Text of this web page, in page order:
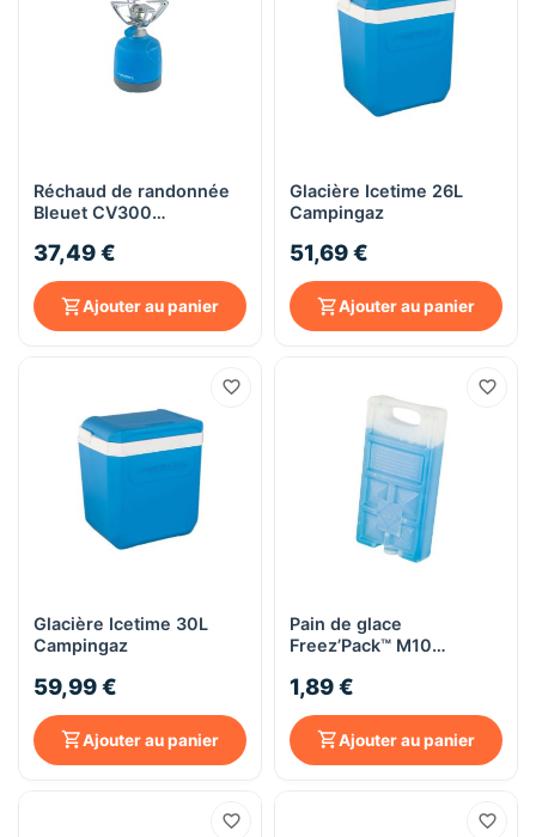
Réchaud de randonnée
Bleuet CV300
37,49 €
Ajouter au panier
Glacière Icetime 26L
Campingaz
51,69 €
Ajouter au panier
Glacière Icetime 30L
Campingaz
59,99 €
Ajouter au panier
Pain de glace
Freez’Pack™ M10
1,89 €
Ajouter au panier